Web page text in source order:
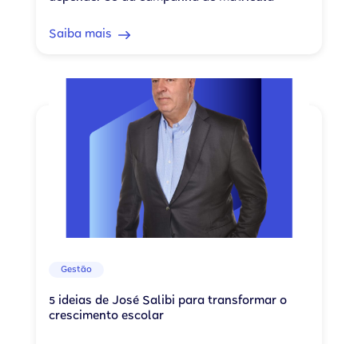
Saiba mais
Gestão
5 ideias de José Salibi para transformar o
crescimento escolar